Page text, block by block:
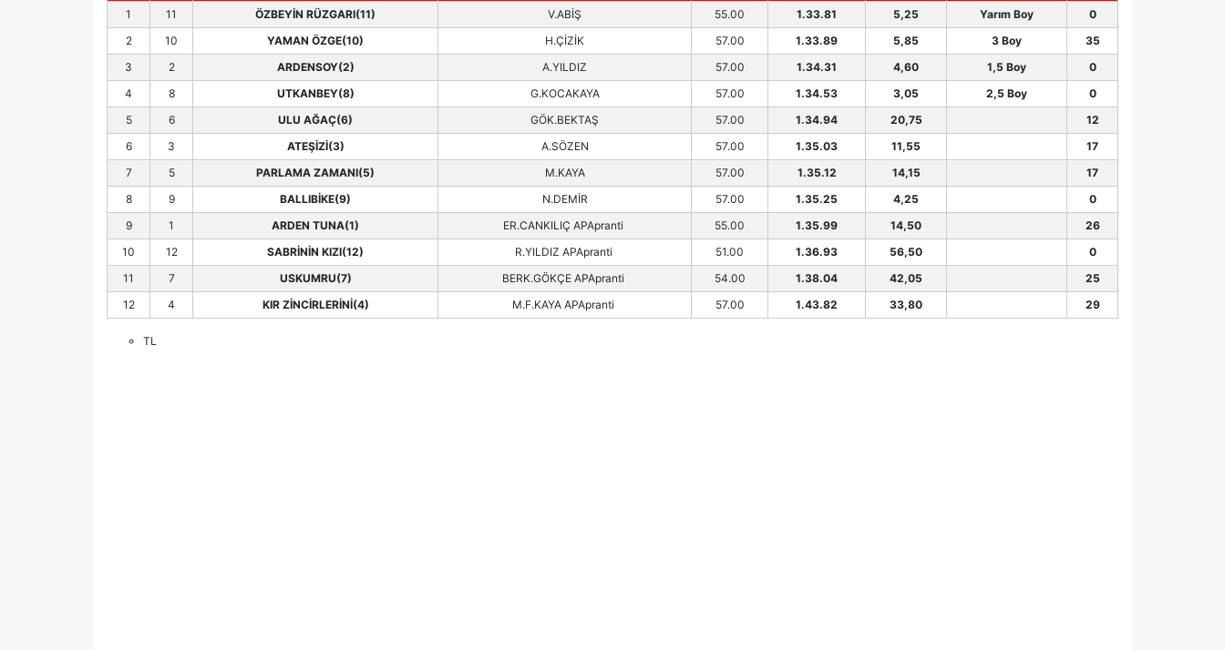
1
11 ÖZBEYİN RÜZGARI(11) V.ABİŞ 55.00 1.33.81 5,25 Yarım Boy
0
2
10 YAMAN ÖZGE(10) H.ÇİZİK 57.00 1.33.89 5,85 3 Boy
35
3
2 ARDENSOY(2) A.YILDIZ 57.00 1.34.31 4,60 1,5 Boy
0
4
8 UTKANBEY(8) G.KOCAKAYA 57.00 1.34.53 3,05 2,5 Boy
0
5
6 ULU AĞAÇ(6) GÖK.BEKTAŞ 57.00 1.34.94 20,75
12
6
3 ATEŞİZİ(3) A.SÖZEN 57.00 1.35.03 11,55
17
7
5 PARLAMA ZAMANI(5) M.KAYA 57.00 1.35.12 14,15
17
8
9 BALLIBİKE(9) N.DEMİR 57.00 1.35.25 4,25
0
9
1 ARDEN TUNA(1) ER.CANKILIÇ APApranti 55.00 1.35.99 14,50
26
10
12 SABRİNİN KIZI(12) R.YILDIZ APApranti 51.00 1.36.93 56,50
0
11
7 USKUMRU(7) BERK.GÖKÇE APApranti 54.00 1.38.04 42,05
25
12
4 KIR ZİNCİRLERİNİ(4) M.F.KAYA APApranti 57.00 1.43.82 33,80 29
TL